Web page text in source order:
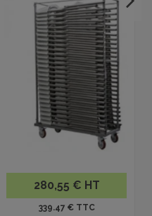
280,55 € HT
339.47 € TTC